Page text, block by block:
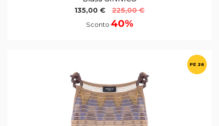
135,00 €
225,00 €
Sconto 40%
PE 26